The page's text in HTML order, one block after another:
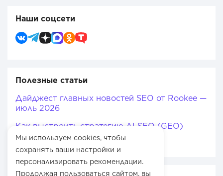
Мы используем cookies, чтобы
сохранять ваши настройки и
персонализировать рекомендации.
Продолжая пользоваться сайтом, вы
Наши соцсети
Полезные статьи
Дайджест главных новостей SEO от Rookee —
июль 2026
Как выстроить стратегию AI SEO (GEO)
Как увеличить трафик на сайт